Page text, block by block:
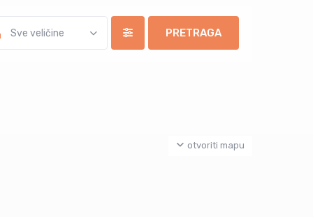
otvoriti mapu
Sve veličine